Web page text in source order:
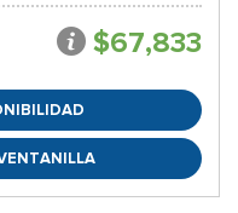
$67,833